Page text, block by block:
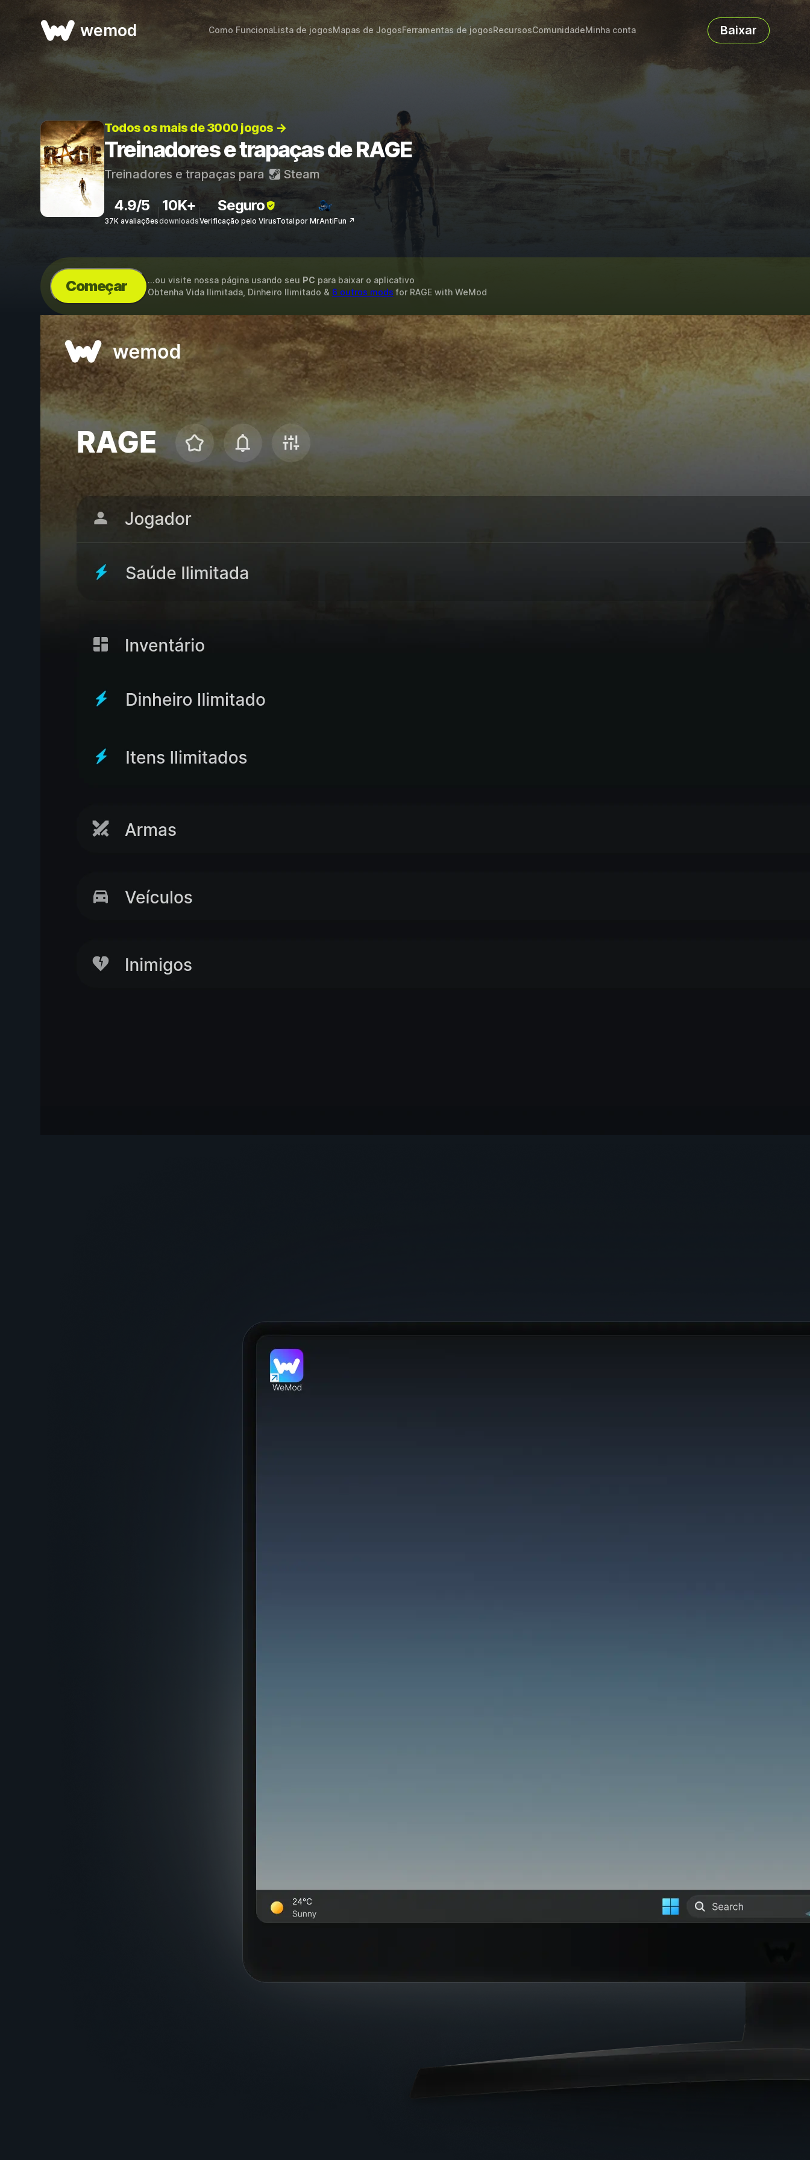
wemod Como FuncionaLista de jogosMapas de JogosFerramentas de jogosRecursosComunidadeMinha conta Baixar
Todos os mais de 3000 jogos →
Treinadores e trapaças de RAGE
Treinadores e trapaças para Steam
4.9/5
37K avaliações
10K+
downloads
Seguro
Verificação pelo VirusTotalpor MrAntiFun ↗
Começar ...ou visite nossa página usando seu PC para baixar o aplicativo
Obtenha Vida Ilimitada, Dinheiro Ilimitado & 6 outros mods for RAGEwith WeMod